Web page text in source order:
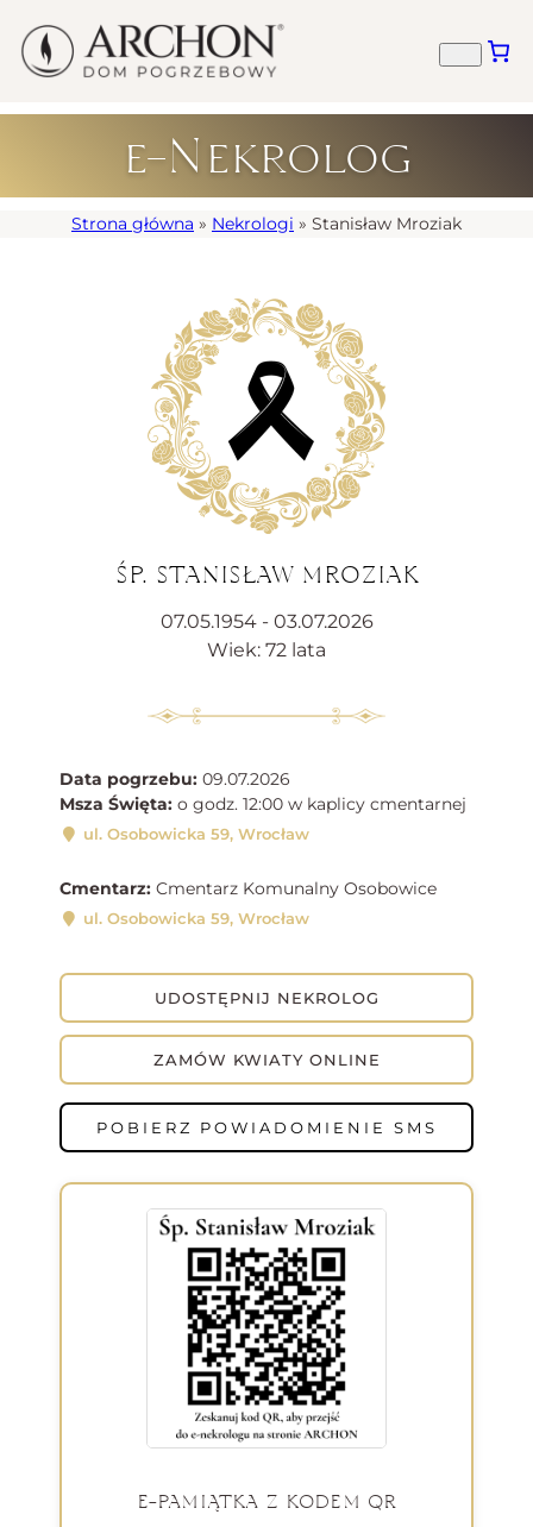
e-Nekrolog
Strona główna » Nekrologi » Stanisław Mroziak
ŚP. STANISŁAW MROZIAK
07.05.1954 - 03.07.2026
Wiek: 72 lata
Data pogrzebu: 09.07.2026
Msza Święta: o godz. 12:00 w kaplicy cmentarnej
ul. Osobowicka 59, Wrocław
Cmentarz: Cmentarz Komunalny Osobowice
ul. Osobowicka 59, Wrocław
UDOSTĘPNIJ NEKROLOG
ZAMÓW KWIATY ONLINE
POBIERZ POWIADOMIENIE SMS
E-PAMIĄTKA Z KODEM QR